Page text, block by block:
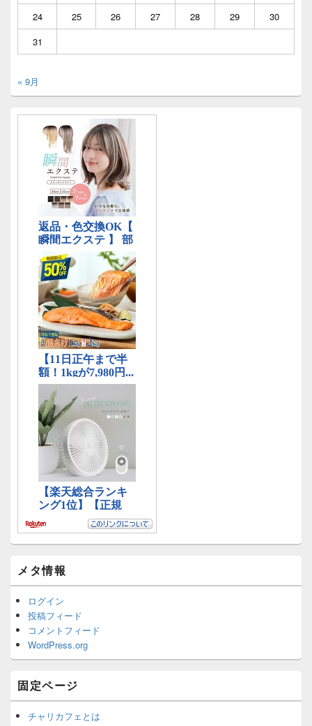
24
25 26 27 28 29
30
31
« 9月
メタ情報
ログイン
投稿フィード
コメントフィード
WordPress.org
固定ページ
チャリカフェとは